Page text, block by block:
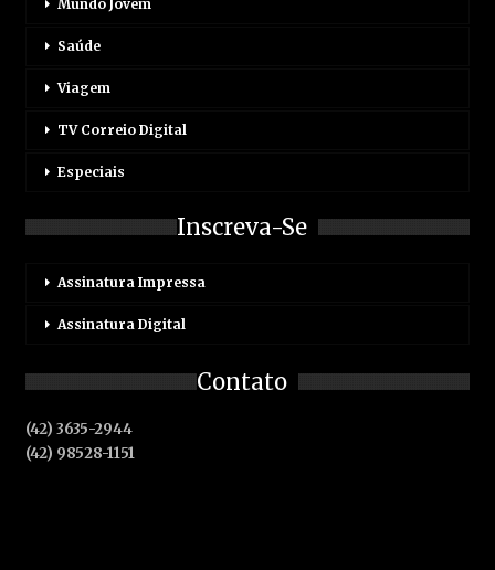
Mundo Jovem
Saúde
Viagem
TV Correio Digital
Especiais
Inscreva-Se
Assinatura Impressa
Assinatura Digital
Contato
(42) 3635-2944
(42) 98528-1151